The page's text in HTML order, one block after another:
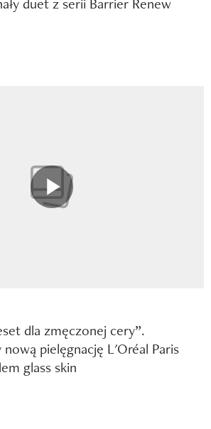
dla zmęczonej cery”.
nową pielęgnację L'Oréal Paris
glass skin